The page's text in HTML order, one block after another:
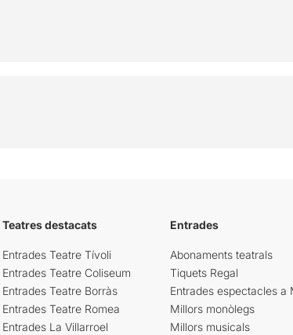
Teatres destacats
Entrades Teatre Tívoli
Entrades Teatre Coliseum
Entrades Teatre Borràs
Entrades Teatre Romea
Entrades La Villarroel
Entrades
Abonaments teatrals
Tiquets Regal
Entrades espectacles a
Millors monòlegs
Millors musicals